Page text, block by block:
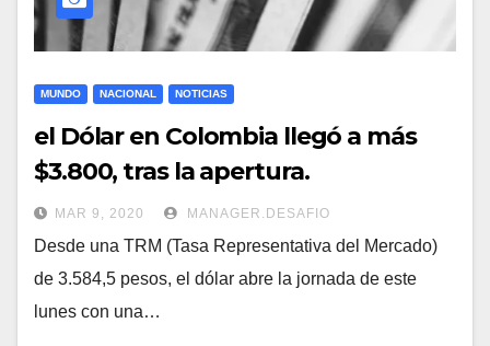
MUNDO NACIONAL NOTICIAS
el Dólar en Colombia llegó a más
$3.800, tras la apertura.
MAR 9, 2020 MANAGER.DESAFIO
Desde una TRM (Tasa Representativa del Mercado)
de 3.584,5 pesos, el dólar abre la jornada de este
lunes con una…